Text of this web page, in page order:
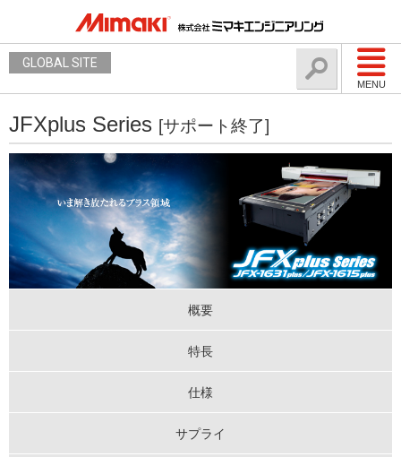
MENU
GLOBAL SITE
JFXplus Series [サポート終了]
概要
特長
仕様
サプライ